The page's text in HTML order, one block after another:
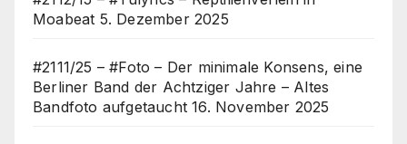
Moabeat 5. Dezember 2025
#2111/25 – #Foto – Der minimale Konsens, eine
Berliner Band der Achtziger Jahre – Altes
Bandfoto aufgetaucht 16. November 2025